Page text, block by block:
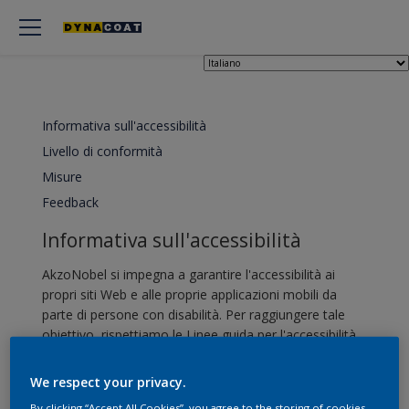
Informativa sull'accessibilità
Livello di conformità
Misure
Feedback
Informativa sull'accessibilità
AkzoNobel si impegna a garantire l'accessibilità ai
propri siti Web e alle proprie applicazioni mobili da
parte di persone con disabilità. Per raggiungere tale
obiettivo, rispettiamo le Linee guida per l'accessibilità
Livello di conformità
We respect your privacy.